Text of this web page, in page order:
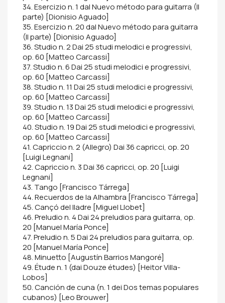
34. Esercizio n. 1 dal Nuevo método para guitarra (II
parte) [Dionisio Aguado]
35. Esercizio n. 20 dal Nuevo método para guitarra
(II parte) [Dionisio Aguado]
36. Studio n. 2 Dai 25 studi melodici e progressivi,
op. 60 [Matteo Carcassi]
37. Studio n. 6 Dai 25 studi melodici e progressivi,
op. 60 [Matteo Carcassi]
38. Studio n. 11 Dai 25 studi melodici e progressivi,
op. 60 [Matteo Carcassi]
39. Studio n. 13 Dai 25 studi melodici e progressivi,
op. 60 [Matteo Carcassi]
40. Studio n. 19 Dai 25 studi melodici e progressivi,
op. 60 [Matteo Carcassi]
41. Capriccio n. 2 (Allegro) Dai 36 capricci, op. 20
[Luigi Legnani]
42. Capriccio n. 3 Dai 36 capricci, op. 20 [Luigi
Legnani]
43. Tango [Francisco Tárrega]
44. Recuerdos de la Alhambra [Francisco Tárrega]
45. Cançó del lladre [Miguel Llobet]
46. Preludio n. 4 Dai 24 preludios para guitarra, op.
20 [Manuel María Ponce]
47. Preludio n. 5 Dai 24 preludios para guitarra, op.
20 [Manuel María Ponce]
48. Minuetto [Augustín Barrios Mangoré]
49. Étude n. 1 (dai Douze études) [Heitor Villa-
Lobos]
50. Canción de cuna (n. 1 dei Dos temas populares
cubanos) [Leo Brouwer]